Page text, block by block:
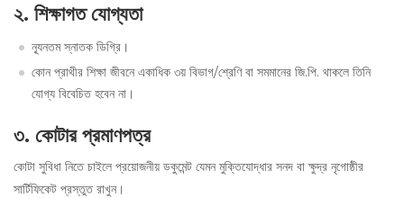
২. শিক্ষাগত যোগ্যতা
ন্যূনতম স্নাতক ডিগ্রি।
কোন প্রাথীর শিক্ষা জীবনে একাধিক ৩য় বিভাগ/শ্রেণি বা সমমানের জি.পি. থাকলে তিনি
যোগ্য বিবেচিত হবেন না।
৩. কোটার প্রমাণপত্র
কোটা সুবিধা নিতে চাইলে প্রয়োজনীয় ডকুমেন্ট যেমন মুক্তিযোদ্ধার সনদ বা ক্ষুদ্র নৃগোষ্ঠীর
সার্টিফিকেট প্রস্তুত রাখুন।